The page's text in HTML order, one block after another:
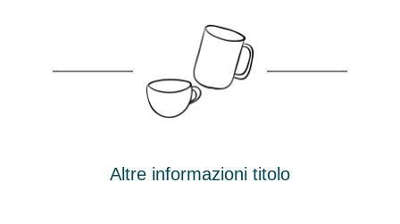
Altre informazioni titolo